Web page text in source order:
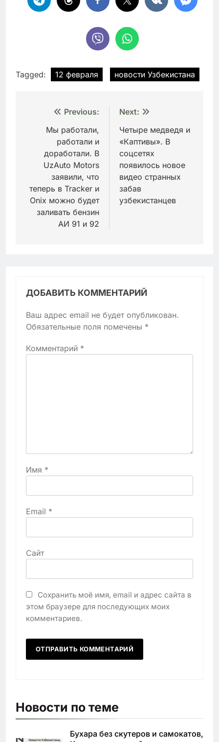
Tagged: 12 февраля новости Узбекистана
Навигация
записям
Previous:
Мы работали,
работали и
доработали. В
UzAuto Motors
заявили, что
теперь в Tracker и
Onix можно будет
заливать бензин
АИ 91 и 92
Next:
Четыре медведя и
«Каптивы». В
соцсетях
появилось новое
видео странных
забав
узбекистанцев
ДОБАВИТЬ КОММЕНТАРИЙ
Ваш адрес email не будет опубликован.
Обязательные поля помечены *
Комментарий *
Имя *
Email *
Сайт
Сохранить моё имя, email и адрес сайта в
этом браузере для последующих моих
комментариев.
Новости по теме
Бухара без скутеров и самокатов,